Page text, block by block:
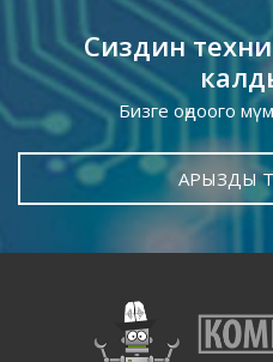
Сиздин
Бизге оңдоого
АРЫЗДЫ